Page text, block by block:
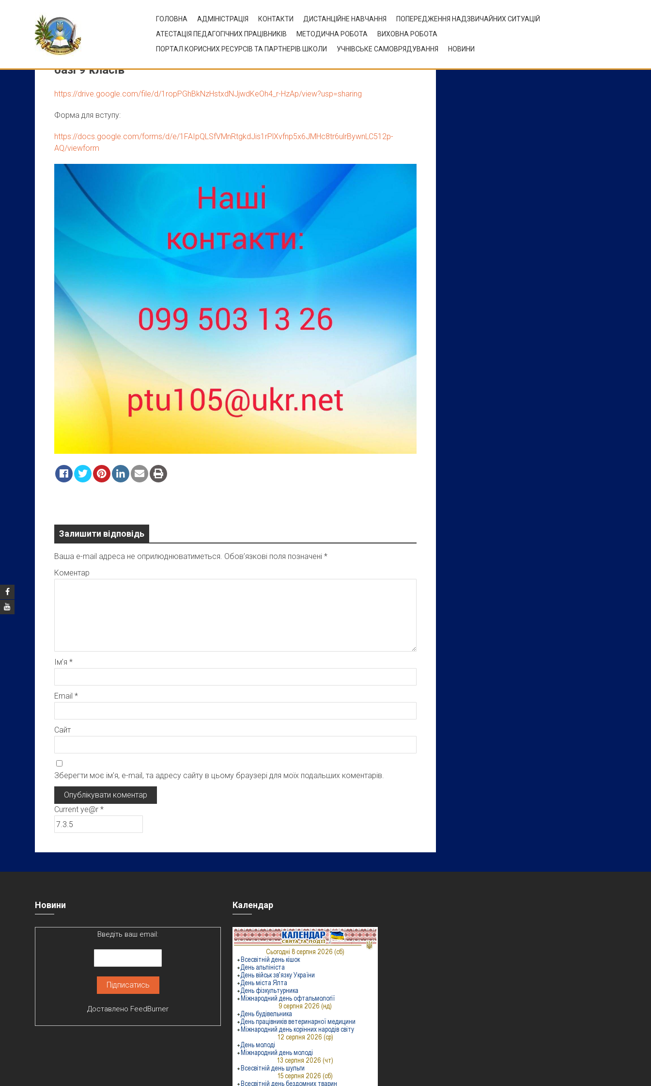
ГОЛОВНА АДМІНІСТРАЦІЯ КОНТАКТИ ДИСТАНЦІЙНЕ НАВЧАННЯ
ПОПЕРЕДЖЕННЯ НАДЗВИЧАЙНИХ СИТУАЦІЙ
АТЕСТАЦІЯ ПЕДАГОГІЧНИХ ПРАЦІВНИКІВ
МЕТОДИЧНА РОБОТА
ВИХОВНА РОБОТА
ПОРТАЛ КОРИСНИХ РЕСУРСІВ ТА ПАРТНЕРІВ ШКОЛИ
УЧНІВСЬКЕ САМОВРЯДУВАННЯ НОВИНИ
Вступ до ДНЗ “Мирноградський професійний гірничий ліцей” на
базі 9 класів
https://drive.google.com/file/d/1ropPGhBkNzHstxdNJjwdKeOh4_r-HzAp/view?usp=sharing
Форма для вступу:
https://docs.google.com/forms/d/e/1FAIpQLSfVMnRtgkdJis1rPlXvfnp5x6JMHc8tr6ulrBywnLC512p-
AQ/viewform
Залишити відповідь
Ваша e-mail адреса не оприлюднюватиметься. Обов’язкові поля позначені *
Коментар
Ім’я *
Email *
Сайт
Зберегти моє ім'я, e-mail, та адресу сайту в цьому браузері для моїх подальших коментарів.
Current ye@r *
Новини
Введіть ваш email:
Доставлено FeedBurner
Календар